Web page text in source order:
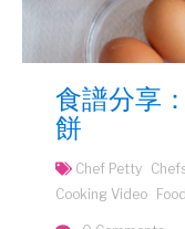
食譜分享
餅
Chef Petty
Cooking Video